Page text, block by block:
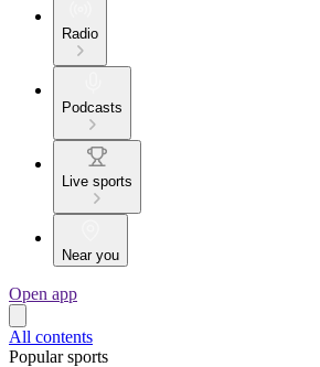
Radio
Podcasts
Live sports
Near you
Open app
All contents
Popular sports